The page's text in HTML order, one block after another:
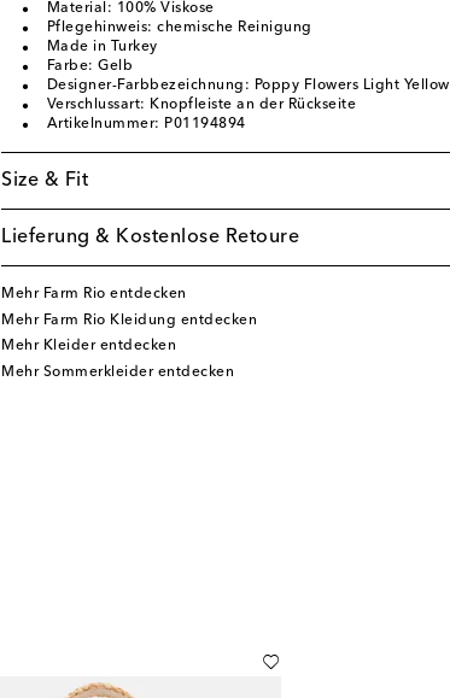
Material: 100% Viskose
Pflegehinweis: chemische Reinigung
Made in Turkey
Farbe: Gelb
Designer-Farbbezeichnung: Poppy Flowers Light Yellow
Verschlussart: Knopfleiste an der Rückseite
Artikelnummer: P01194894
Size & Fit
Lieferung & Kostenlose Retoure
Mehr Farm Rio entdecken
Mehr Farm Rio Kleidung entdecken
Mehr Kleider entdecken
Mehr Sommerkleider entdecken